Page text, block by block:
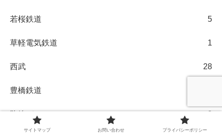
若桜鉄道 5
草軽電気鉄道 1
西武 28
豊橋鉄道
路線バス 2
サイトマップ お問い合わせ プライバシーポリシー